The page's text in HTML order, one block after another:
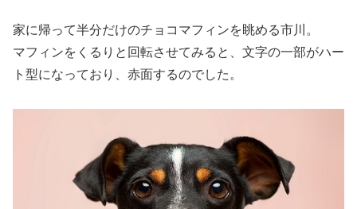
家に帰って半分だけのチョコマフィンを眺める市川。
マフィンをくるりと回転させてみると、文字の一部がハー
ト型になっており、赤面するのでした。